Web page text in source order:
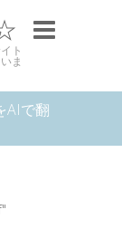
ト
ま
AIで翻